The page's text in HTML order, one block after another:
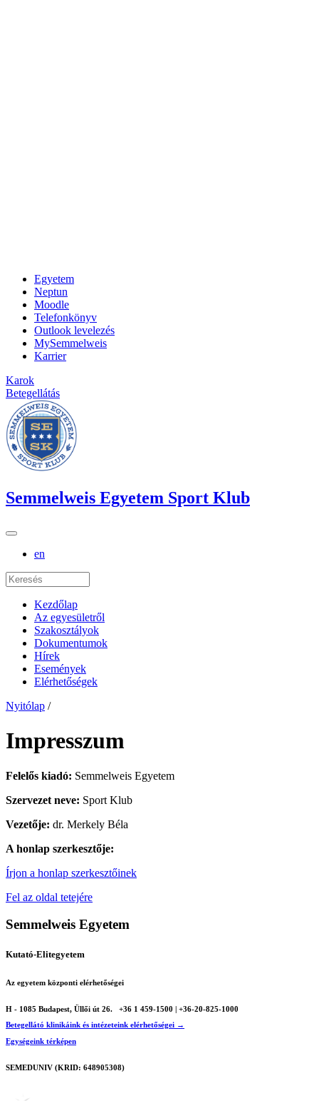
Egyetem
Neptun
Moodle
Telefonkönyv
Outlook levelezés
MySemmelweis
Karrier
Karok
Betegellátás
Semmelweis Egyetem Sport Klub
en
Kezdőlap
Az egyesületről
Szakosztályok
Dokumentumok
Hírek
Események
Elérhetőségek
Nyitólap /
Impresszum
Felelős kiadó: Semmelweis Egyetem
Szervezet neve: Sport Klub
Vezetője: dr. Merkely Béla
A honlap szerkesztője:
Írjon a honlap szerkesztőinek
Fel az oldal tetejére
Semmelweis Egyetem
Kutató-Elitegyetem
Az egyetem központi elérhetőségei
H - 1085 Budapest, Üllői út 26.
+36 1 459-1500 | +36-20-825-1000
Betegellátó klinikáink és intézeteink elérhetőségei →
Egységeink térképen
SEMEDUNIV (KRID: 648905308)